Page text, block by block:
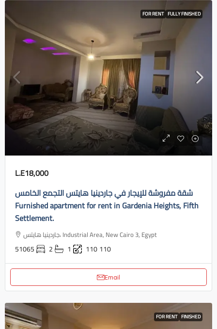
FOR RENT FULLY FINISHED
L.E18,000
شقة مفروشة للإيجار في جاردينيا هايتس التجمع الخامس
Furnished apartment for rent in Gardenia Heights, Fifth
Settlement.
جاردينيا هايتس، Industrial Area, New Cairo 3, Egypt
51065 2 1 110110
Email
FOR RENT FINISHED